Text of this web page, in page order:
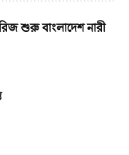
শুরু বাংলাদেশ নারী